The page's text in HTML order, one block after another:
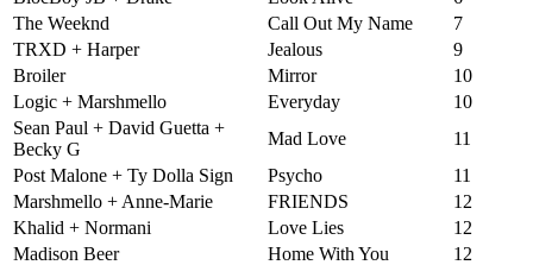
The Weeknd
Call Out My Name
7
TRXD + Harper
Jealous
9
Broiler
Mirror
10
Logic + Marshmello
Everyday
10
Sean Paul + David Guetta +
Becky G
Mad Love
11
Post Malone + Ty Dolla Sign
Psycho
11
Marshmello + Anne-Marie
FRIENDS
12
Khalid + Normani
Love Lies
12
Madison Beer
Home With You
12